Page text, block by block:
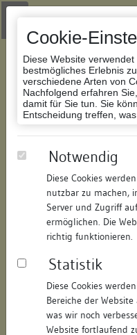
Cookie-
Diese Website
bestmögliches Erlebnis
verschiedene Arten von
Nachfolgend erfahren
damit für Sie tun. Sie
Entscheidung treffen,
Notwendig
Diese Cookies
nutzbar zu machen,
Server und Zugriff
ermöglichen. Die
richtig funktionieren.
Statistik
Diese Cookies
Bereiche der
was wir noch
Website fortlaufend
Zur Navigation springen
Zum Inhalt der Website springen
Datenbank
152539404720/
Datenbestand:
Objektdaten
Straße:
Hausnummer: